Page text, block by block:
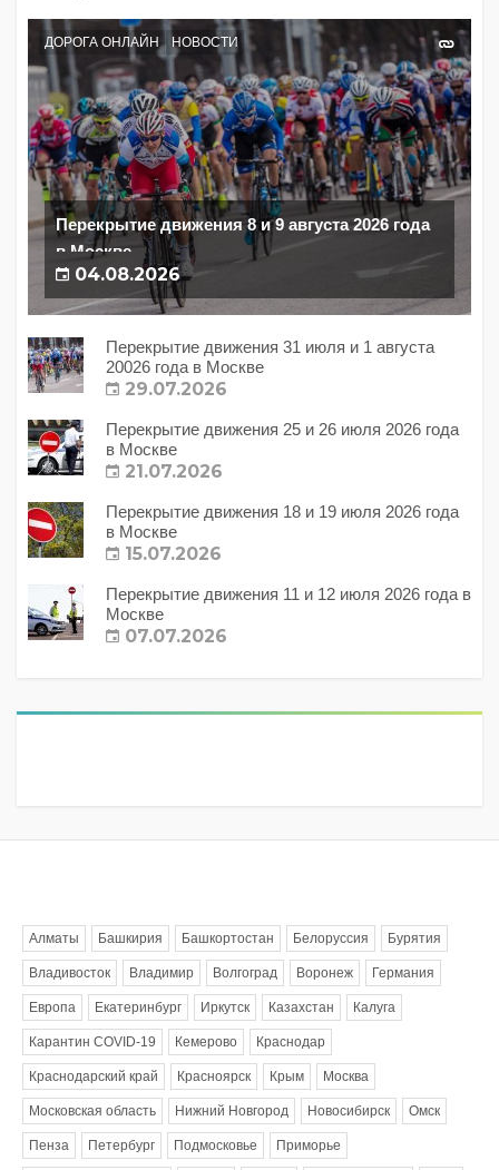
ДОРОГА ОНЛАЙН НОВОСТИ
Перекрытие движения 8 и 9 августа 2026 года
в Москве
04.08.2026
Перекрытие движения 31 июля и 1 августа
20026 года в Москве
29.07.2026
Перекрытие движения 25 и 26 июля 2026 года
в Москве
21.07.2026
Перекрытие движения 18 и 19 июля 2026 года
в Москве
15.07.2026
Перекрытие движения 11 и 12 июля 2026 года в
Москве
07.07.2026
Алматы Башкирия Башкортостан Белоруссия Бурятия
Владивосток Владимир Волгоград Воронеж Германия
Европа Екатеринбург Иркутск Казахстан Калуга
Карантин COVID-19 Кемерово Краснодар
Краснодарский край Красноярск Крым Москва
Московская область Нижний Новгород Новосибирск Омск
Пенза Петербург Подмосковье Приморье